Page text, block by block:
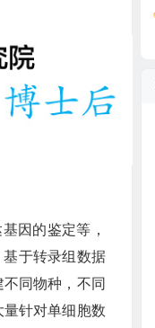
因的鉴定等，
于转录组数据
同物种，不同
针对单细胞数